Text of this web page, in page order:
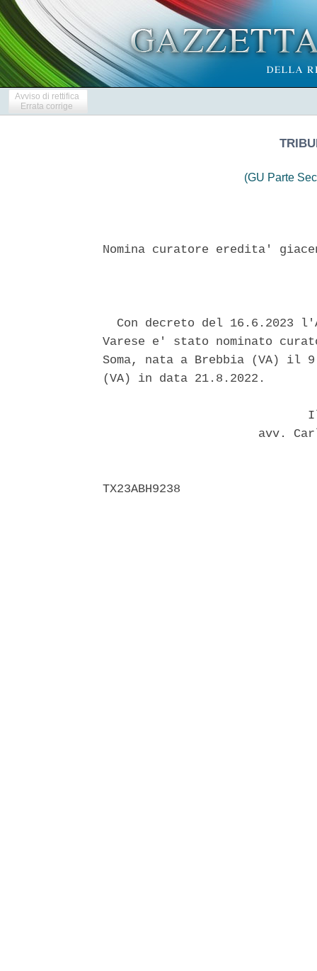
Avviso di rettifica
Errata corrige
(GU Parte
Nomina curatore eredita'
Con decreto del 16.6.2023
Varese e' stato nominato
Soma, nata a Brebbia (VA) il
(VA) in data 21.8.2022.
avv.